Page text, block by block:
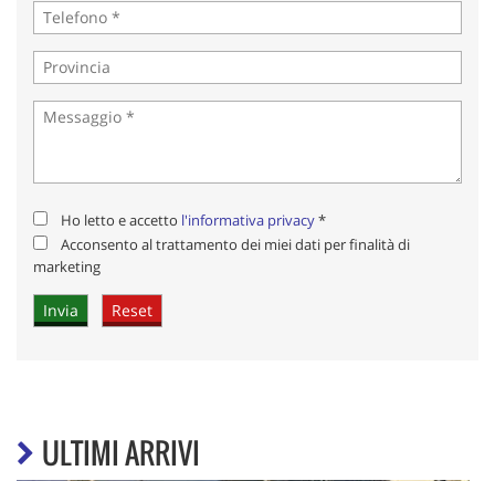
Ho letto e accetto l'informativa privacy*
Acconsento al trattamento dei miei dati per finalità di
marketing
ULTIMI ARRIVI